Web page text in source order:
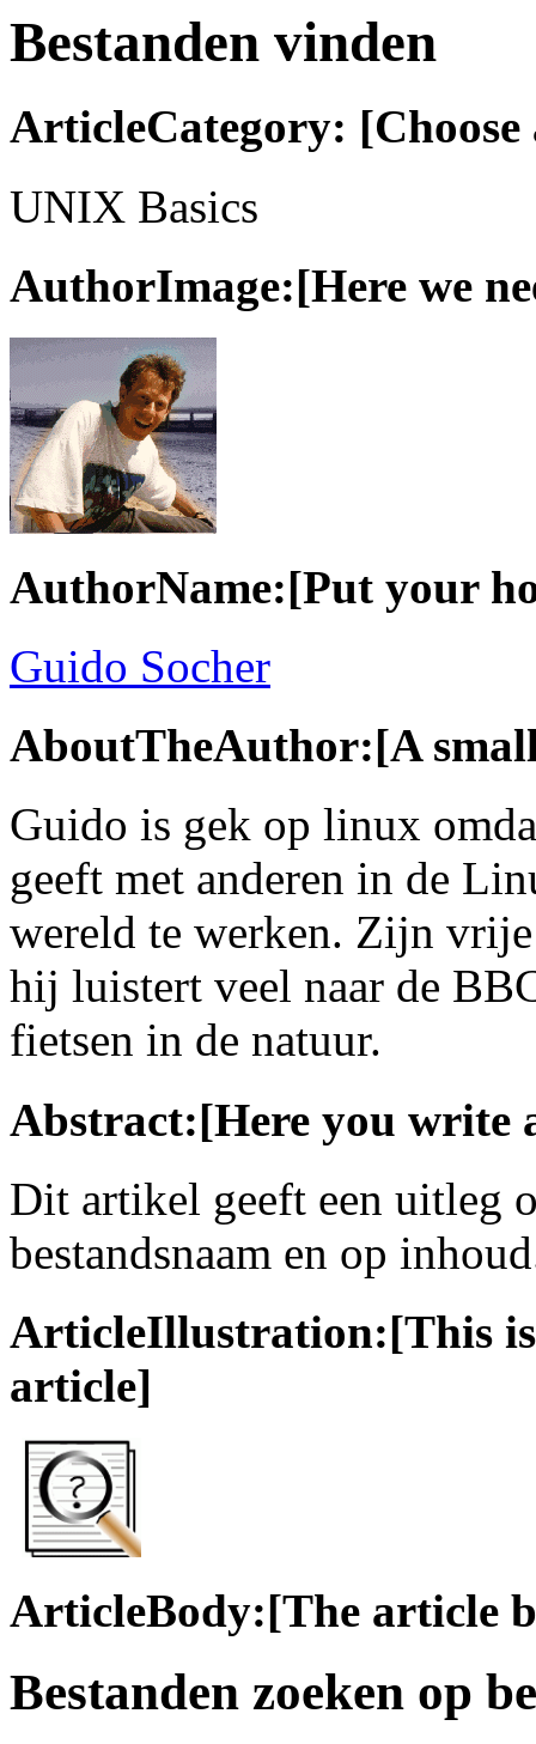
Bestanden vinden
ArticleCategory:
UNIX Basics
AuthorImage:[Here we
AuthorName:[Put your
Guido Socher
AboutTheAuthor:[A
Guido is gek op linux
geeft met anderen in de
wereld te werken. Zijn
hij luistert veel naar de
fietsen in de natuur.
Abstract:[Here you write
Dit artikel geeft een uitleg
bestandsnaam en op
ArticleIllustration:[This
article]
ArticleBody:[The article
Bestanden zoeken op